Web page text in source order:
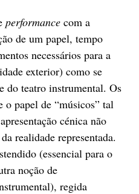
performance com a
de um papel, tempo
necessários para a
exterior) como se
do teatro instrumental. Os
o papel de “músicos” tal
cénica não
realidade representada.
(essencial para o
noção de
regida